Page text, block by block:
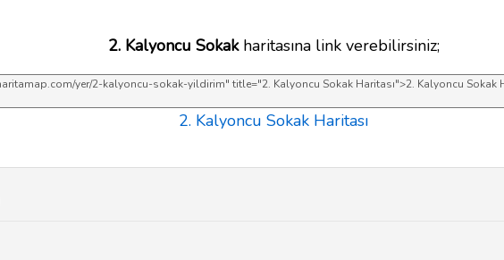
2. Kalyoncu Sokakharitasına link verebilirsiniz;
2. Kalyoncu Sokak Haritası